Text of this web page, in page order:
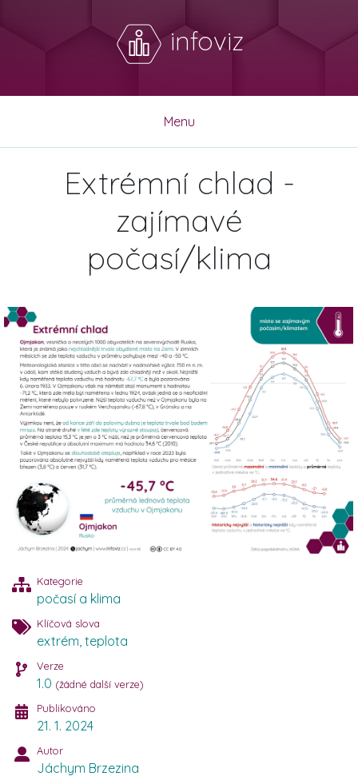
infoviz
Menu
Extrémní chlad -
zajímavé
počasí/klima
Kategorie
počasí a klima
Klíčová slova
extrém teplota
Verze
1.0 (žádné další verze)
Publikováno
21. 1. 2024
Autor
Jáchym Brzezina